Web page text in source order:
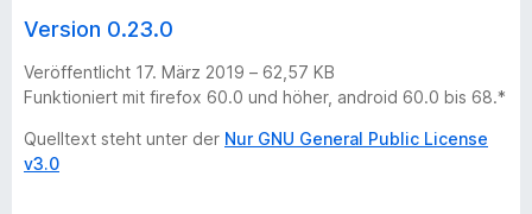
Version 0.23.0
Veröffentlicht 17. März 2019 – 62,57 KB
Funktioniert mit firefox 60.0 und höher, android 60.0 bis 68.*
Quelltext steht unter der Nur GNU General Public License
v3.0